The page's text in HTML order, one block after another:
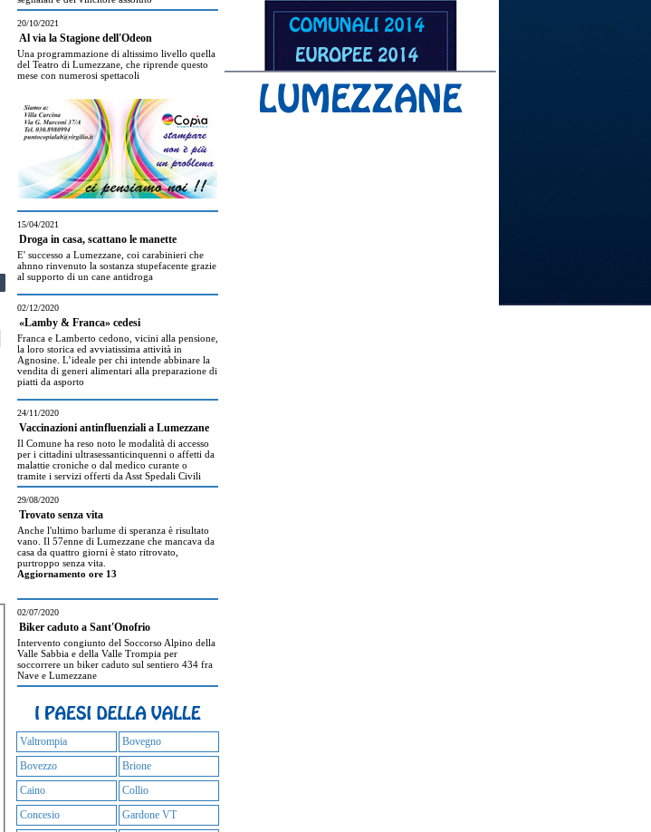
20/10/2021
Al via la Stagione dell'Odeon
Una programmazione di altissimo livello quella
del Teatro di Lumezzane, che riprende questo
mese con numerosi spettacoli
15/04/2021
Droga in casa, scattano le manette
E' successo a Lumezzane, coi carabinieri che
ahnno rinvenuto la sostanza stupefacente grazie
al supporto di un cane antidroga
02/12/2020
«Lamby & Franca» cedesi
Franca e Lamberto cedono, vicini alla pensione,
la loro storica ed avviatissima attività in
Agnosine. L’ideale per chi intende abbinare la
vendita di generi alimentari alla preparazione di
piatti da asporto
24/11/2020
Vaccinazioni antinfluenziali a Lumezzane
Il Comune ha reso noto le modalità di accesso
per i cittadini ultrasessanticinquenni o affetti da
malattie croniche o dal medico curante o
tramite i servizi offerti da Asst Spedali Civili
29/08/2020
Trovato senza vita
Anche l'ultimo barlume di speranza è risultato
vano. Il 57enne di Lumezzane che mancava da
casa da quattro giorni è stato ritrovato,
purtroppo senza vita.
Aggiornamento ore 13
02/07/2020
Biker caduto a Sant'Onofrio
Intervento congiunto del Soccorso Alpino della
Valle Sabbia e della Valle Trompia per
soccorrere un biker caduto sul sentiero 434 fra
Nave e Lumezzane
Valtrompia
Bovegno
Bovezzo
Brione
Caino
Collio
Concesio
Gardone VT